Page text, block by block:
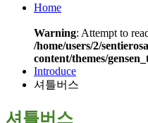
Home
Warning: Attempt to
/home/users/2/
content/themes/
Introduce
셔틀버스
셔틀버스